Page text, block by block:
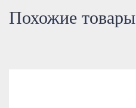
Похожие товары